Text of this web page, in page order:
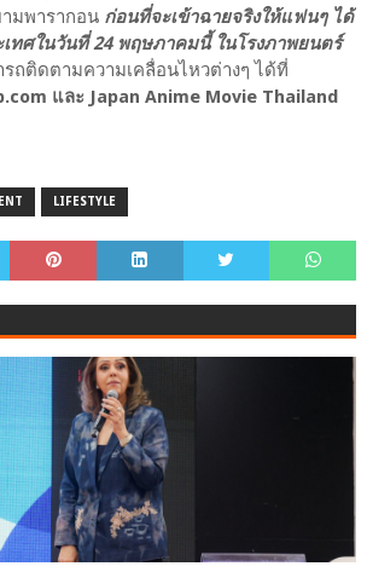
มพารากอน ก่อนที่จะเข้าฉายจริงให้แฟนๆ ได้
ทศในวันที่ 24 พฤษภาคมนี้ ในโรงภาพยนตร์
ถติดตามความเคลื่อนไหวต่างๆ ได้ที่
และ Japan Anime Movie Thailand
LIFESTYLE